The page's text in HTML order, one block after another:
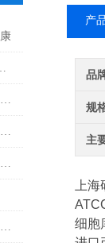
盒：科学守护健康防线
细胞炎症因子检测试剂盒是医疗的微观探索者
食品安全检测试剂盒是食品安全领域的重要工具
畜禽疫病防控：动物疫病检测试剂盒的核心作用
呕吐毒素检测如何完成酶联免疫试验
产
品
规
主
上
细胞